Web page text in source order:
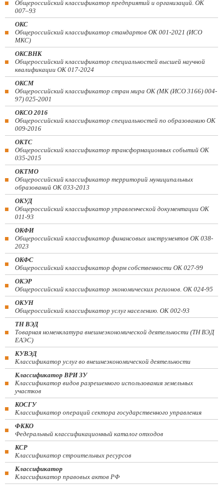
Общероссийский классификатор предприятий и организаций. ОК
007–93
ОКС
Общероссийский классификатор стандартов ОК 001-2021 (ИСО
МКС)
ОКСВНК
Общероссийский классификатор специальностей высшей научной
квалификации ОК 017-2024
ОКСМ
Общероссийский классификатор стран мира ОК (МК (ИСО 3166) 004-
97) 025-2001
ОКСО 2016
Общероссийский классификатор специальностей по образованию ОК
009-2016
ОКТС
Общероссийский классификатор трансформационных событий ОК
035-2015
ОКТМО
Общероссийский классификатор территорий муниципальных
образований ОК 033-2013
ОКУД
Общероссийский классификатор управленческой документации ОК
011-93
ОКФИ
Общероссийский классификатор финансовых инструментов OK 038-
2023
ОКФС
Общероссийский классификатор форм собственности ОК 027-99
ОКЭР
Общероссийский классификатор экономических регионов. ОК 024-95
ОКУН
Общероссийский классификатор услуг населению. ОК 002-93
ТН ВЭД
Товарная номенклатура внешнеэкономической деятельности (ТН ВЭД
ЕАЭС)
КУВЭД
Классификатор услуг во внешнеэкономической деятельности
Классификатор ВРИ ЗУ
Классификатор видов разрешенного использования земельных
участков
КОСГУ
Классификатор операций сектора государственного управления
ФККО
Федеральный классификационный каталог отходов
КСР
Классификатор строительных ресурсов
Классификатор
Классификатор правовых актов РФ